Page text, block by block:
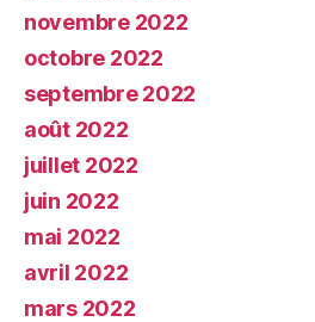
novembre 2022
octobre 2022
septembre 2022
août 2022
juillet 2022
juin 2022
mai 2022
avril 2022
mars 2022